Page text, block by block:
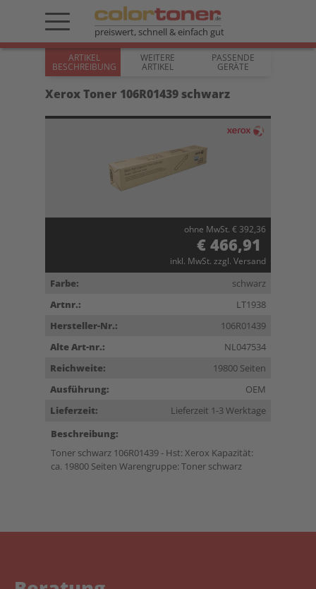
preiswert, schnell & einfach gut
ARTIKEL
BESCHREIBUNG
WEITERE
ARTIKEL
PASSENDE
GERÄTE
Xerox Toner 106R01439 schwarz
ohne MwSt. € 392,36
€ 466,91
inkl. MwSt. zzgl. Versand
Farbe:
schwarz
Artnr.:
LT1938
Hersteller-Nr.:
106R01439
Alte Art-nr.:
NL047534
Reichweite:
19800 Seiten
Ausführung:
OEM
Lieferzeit:
Lieferzeit 1-3 Werktage
Beschreibung:
Toner schwarz 106R01439 - Hst: Xerox Kapazität:
ca. 19800 Seiten Warengruppe: Toner schwarz